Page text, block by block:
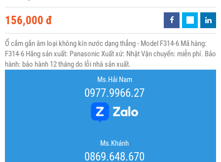
156,000 đ
Ổ cắm gắn âm loại không kín nước dạng thẳng - Model F314-6 Mã hàng:
F314-6 Hãng sản xuất: Panasonic Xuất xứ: Nhật Vận chuyển: miễn phí. Bảo
hành: bảo hành 12 tháng do lỗi nhà sản xuất.
Ms.Hải Nam
0977.9966.27
Ms.Khánh
0869.648.670